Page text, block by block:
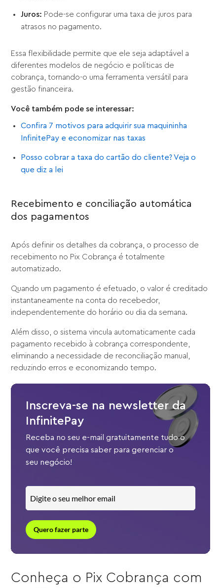
Juros: Pode-se configurar uma taxa de juros para
atrasos no pagamento.
Essa flexibilidade permite que ele seja adaptável a
diferentes modelos de negócio e políticas de
cobrança, tornando-o uma ferramenta versátil para
gestão financeira.
Você também pode se interessar:
Confira 7 motivos para adquirir sua maquininha
InfinitePay e economizar nas taxas
Posso cobrar a taxa do cartão do cliente? Veja o
que diz a lei
Recebimento e conciliação automática
dos pagamentos
Após definir os detalhes da cobrança, o processo de
recebimento no Pix Cobrança é totalmente
automatizado.
Quando um pagamento é efetuado, o valor é creditado
instantaneamente na conta do recebedor,
independentemente do horário ou dia da semana.
Além disso, o sistema vincula automaticamente cada
pagamento recebido à cobrança correspondente,
eliminando a necessidade de reconciliação manual,
reduzindo erros e economizando tempo.
Inscreva-se na newsletter da
InfinitePay
Receba no seu e-mail gratuitamente tudo o
que você precisa saber para gerenciar o
seu negócio!
Quero fazer parte
Conheça o Pix Cobrança com